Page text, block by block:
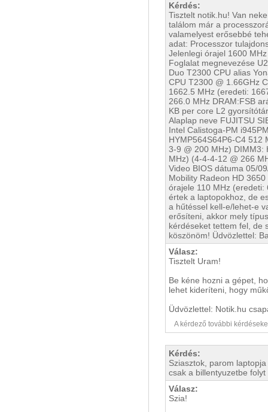
Kérdés:
Tisztelt notik.hu! Van
találom már a
valamelyest erősebbé
adat: Processzor
Jelenlegi órajel 1600
Foglalat megnevezése
Duo T2300 CPU alias
CPU T2300 @ 1.66GHz
1662.5 MHz (eredeti:
266.0 MHz DRAM:FSB
KB per core L2
Alaplap neve FUJITSU
Intel Calistoga-PM
HYMP564S64P6-C4 512
3-9 @ 200 MHz) DIMM3:
MHz) (4-4-4-12 @ 266
Video BIOS dátuma 05/
Mobility Radeon HD
órajele 110 MHz
értek a laptopokhoz, de
a hűtéssel kell-e/lehet-e
erősíteni, akkor mely
kérdéseket tettem fel, de
köszönöm! Üdvözlettel:
Válasz:
Tisztelt Uram!
Be kéne hozni a gépet,
lehet kideríteni, hogy
Üdvözlettel: Notik.hu
A kérdező további
Kérdés:
Sziasztok, parom
csak a billentyuzetbe
Válasz:
Szia!